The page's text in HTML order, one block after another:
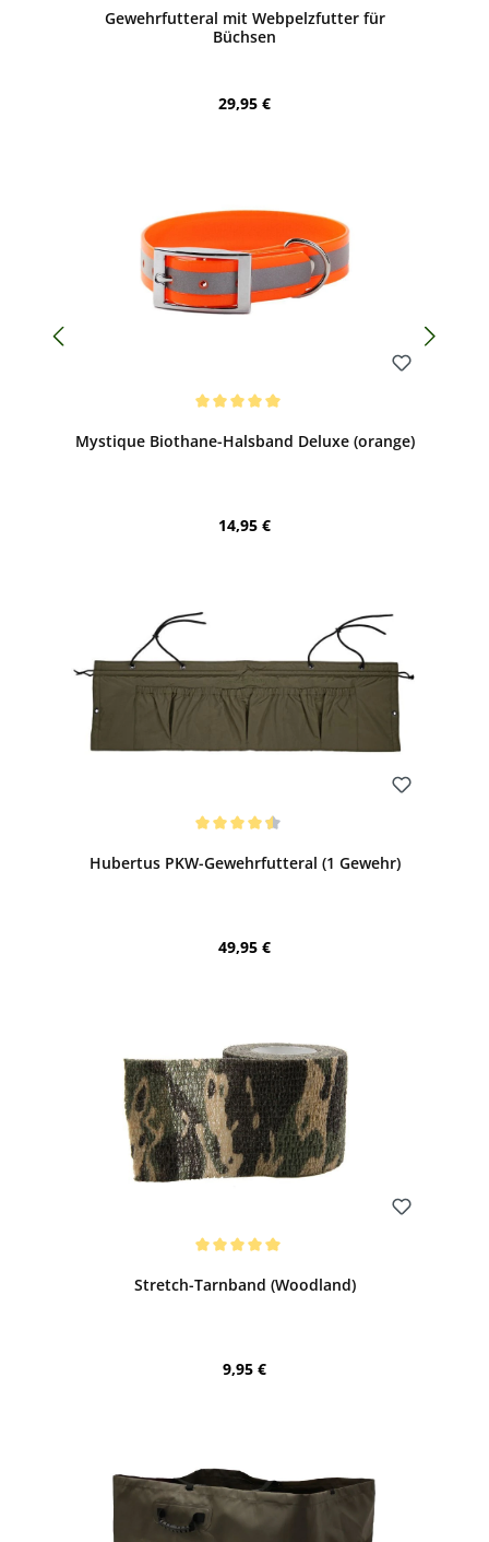
Gewehrfutteral mit Webpelzfutter für
Büchsen
Regulärer Preis:
29,95 €
Mystique Biothane-Halsband Deluxe (orange)
Regulärer Preis:
14,95 €
Hubertus PKW-Gewehrfutteral (1 Gewehr)
Regulärer Preis:
49,95 €
Stretch-Tarnband (Woodland)
Regulärer Preis:
9,95 €